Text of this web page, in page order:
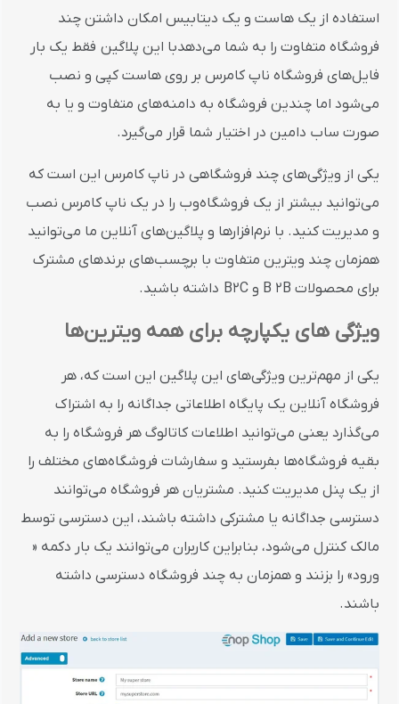
استفاده از یک هاست و یک دیتابیس امکان داشتن چند
فروشگاه متفاوت را به شما می‌دهدبا این پلاگین فقط یک بار
فایل‌های فروشگاه ناپ کامرس بر روی هاست کپی و نصب
می‌شود اما چندین فروشگاه به دامنه‌های متفاوت و یا به
صورت ساب دامین در اختیار شما قرار می‌گیرد.
یکی از ویژگی‌های چند فروشگاهی در ناپ کامرس این است که
می‌توانید بیشتر از یک فروشگاه‌وب را در یک ناپ کامرس نصب
و مدیریت کنید. با نرم‌افزار‌ها و پلاگین‌های آنلاین ما می‌توانید
همزمان چند ویترین متفاوت با برچسب‌های برند‌های مشترک
برای محصولات B 2B و B2C داشته باشید.
ویژگی های یکپارچه برای همه ویترین‌ها
یکی از مهم‌ترین ویژگی‌های این پلاگین این است که، هر
فروشگاه آنلاین یک پایگاه اطلاعاتی جداگانه را به اشتراک
می‌گذارد یعنی می‌توانید اطلاعات کاتالوگ هر فروشگاه را به
بقیه فروشگاه‌ها بفرستید و سفارشات فروشگاه‌های مختلف را
از یک پنل مدیریت کنید. مشتریان هر فروشگاه می‌توانند
دسترسی جداگانه یا مشترکی داشته باشند، این دسترسی توسط
مالک کنترل می‌شود، بنابراین کاربران می‌توانند یک بار دکمه «
ورود» را بزنند و همزمان به چند فروشگاه دسترسی داشته
باشند.